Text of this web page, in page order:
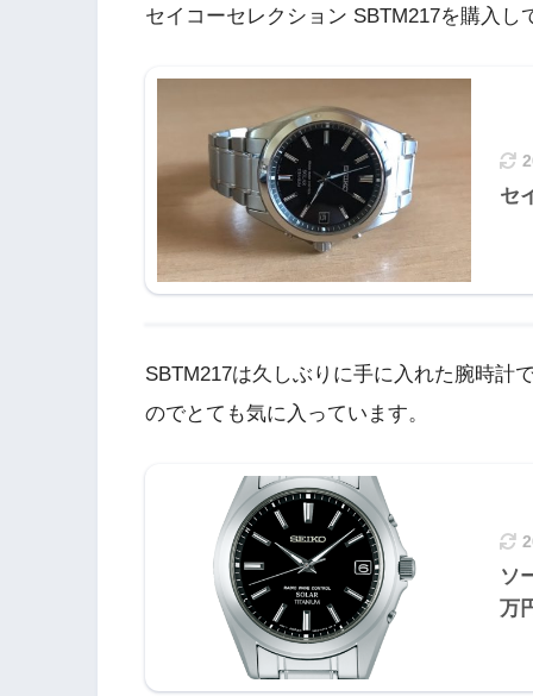
セイコーセレクション SBTM217を購入し
セ
SBTM217は久しぶりに手に入れた腕時計
のでとても気に入っています。
ソ
万